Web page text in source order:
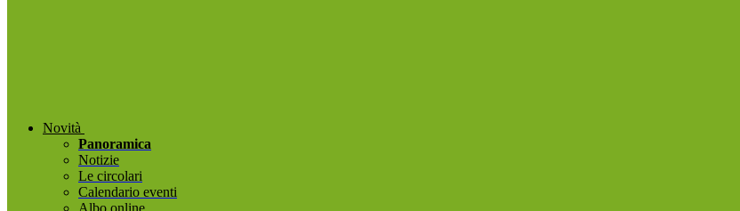
Novità
Panoramica
Notizie
Le circolari
Calendario eventi